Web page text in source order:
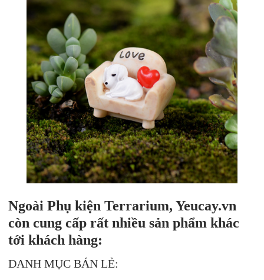
Ngoài Phụ kiện Terrarium, Yeucay.vn
còn cung cấp rất nhiều sản phẩm khác
tới khách hàng:
DANH MỤC BÁN LẺ: